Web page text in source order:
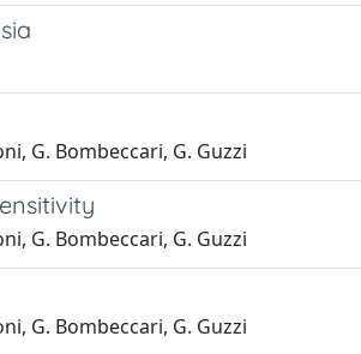
G. Bombeccari, G. Guzzi
G. Bombeccari, G. Guzzi
G. Bombeccari, G. Guzzi